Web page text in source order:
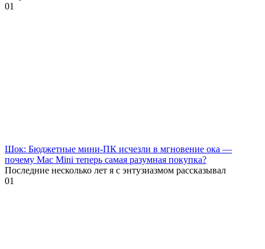
01
Шок: Бюджетные мини-ПК исчезли в мгновение ока —
почему Mac Mini теперь самая разумная покупка?
Последние несколько лет я с энтузиазмом рассказывал
01